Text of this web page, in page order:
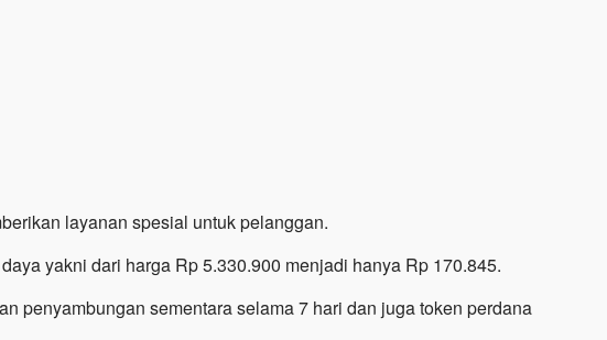
layanan spesial untuk pelanggan.
yakni dari harga Rp 5.330.900 menjadi hanya Rp 170.845.
penyambungan sementara selama 7 hari dan juga token perdana